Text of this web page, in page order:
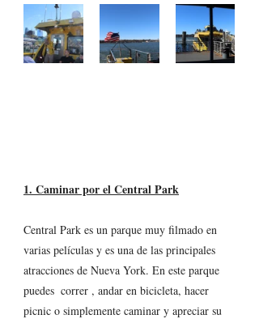
1. Caminar por el Central Park
Central Park es un parque muy filmado en
varias películas y es una de las principales
atracciones de Nueva York. En este parque
puedes  correr , andar en bicicleta, hacer
picnic o simplemente caminar y apreciar su